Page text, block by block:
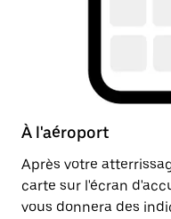
À l'aéroport
Après votre
carte sur l'écran
vous donnera des